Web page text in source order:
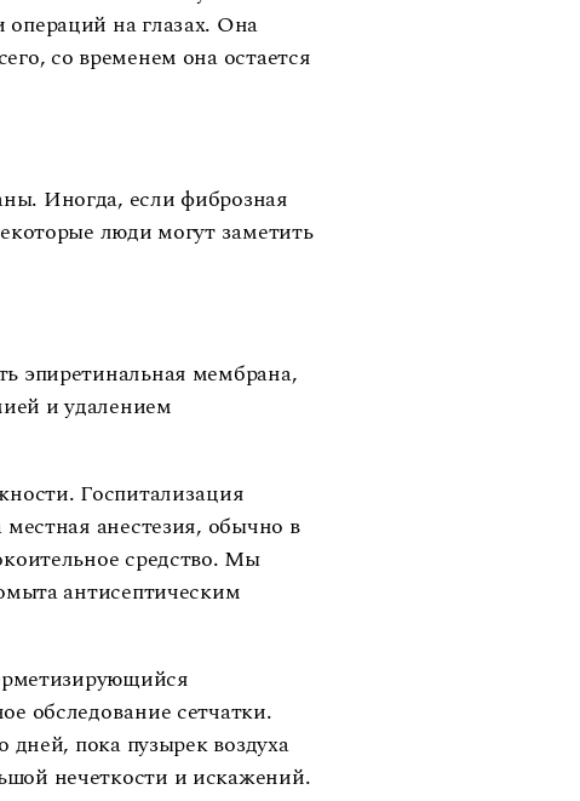
на глазах. Она
со временем она остается
Иногда, если фиброзная
люди могут заметить
эпиретинальная мембрана,
и удалением
Госпитализация
анестезия, обычно в
средство. Мы
антисептическим
обследование сетчатки.
пока пузырек воздуха
нечеткости и искажений.